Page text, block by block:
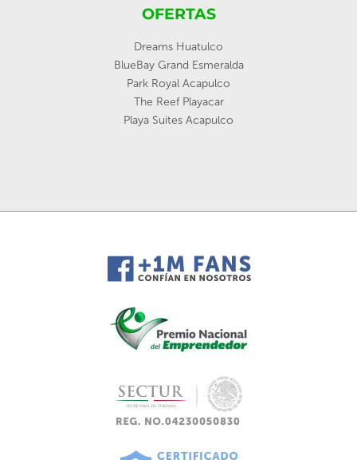
OFERTAS
Dreams Huatulco
BlueBay Grand Esmeralda
Park Royal Acapulco
The Reef Playacar
Playa Suites Acapulco